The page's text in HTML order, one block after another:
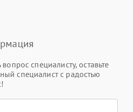
специалисту, оставьте
специалист с радостью